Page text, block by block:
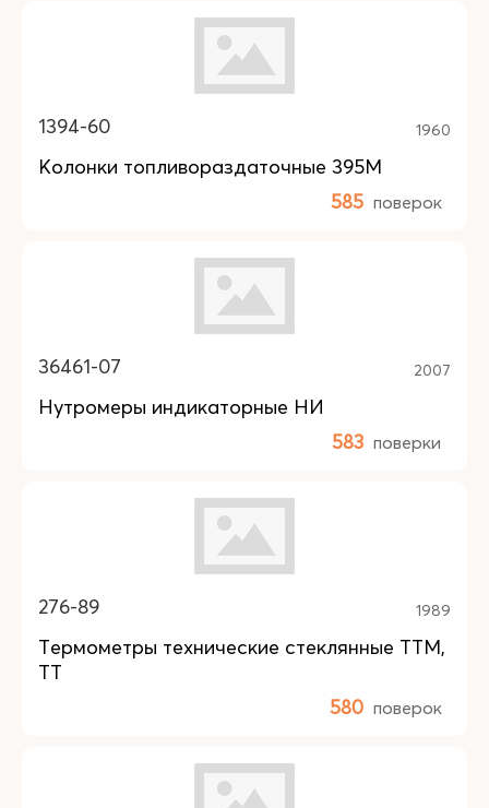
1394-60 1960
Колонки топливораздаточные 395М
585 поверок
36461-07 2007
Нутромеры индикаторные НИ
583 поверки
276-89 1989
Термометры технические стеклянные ТТМ,
ТТ
580 поверок